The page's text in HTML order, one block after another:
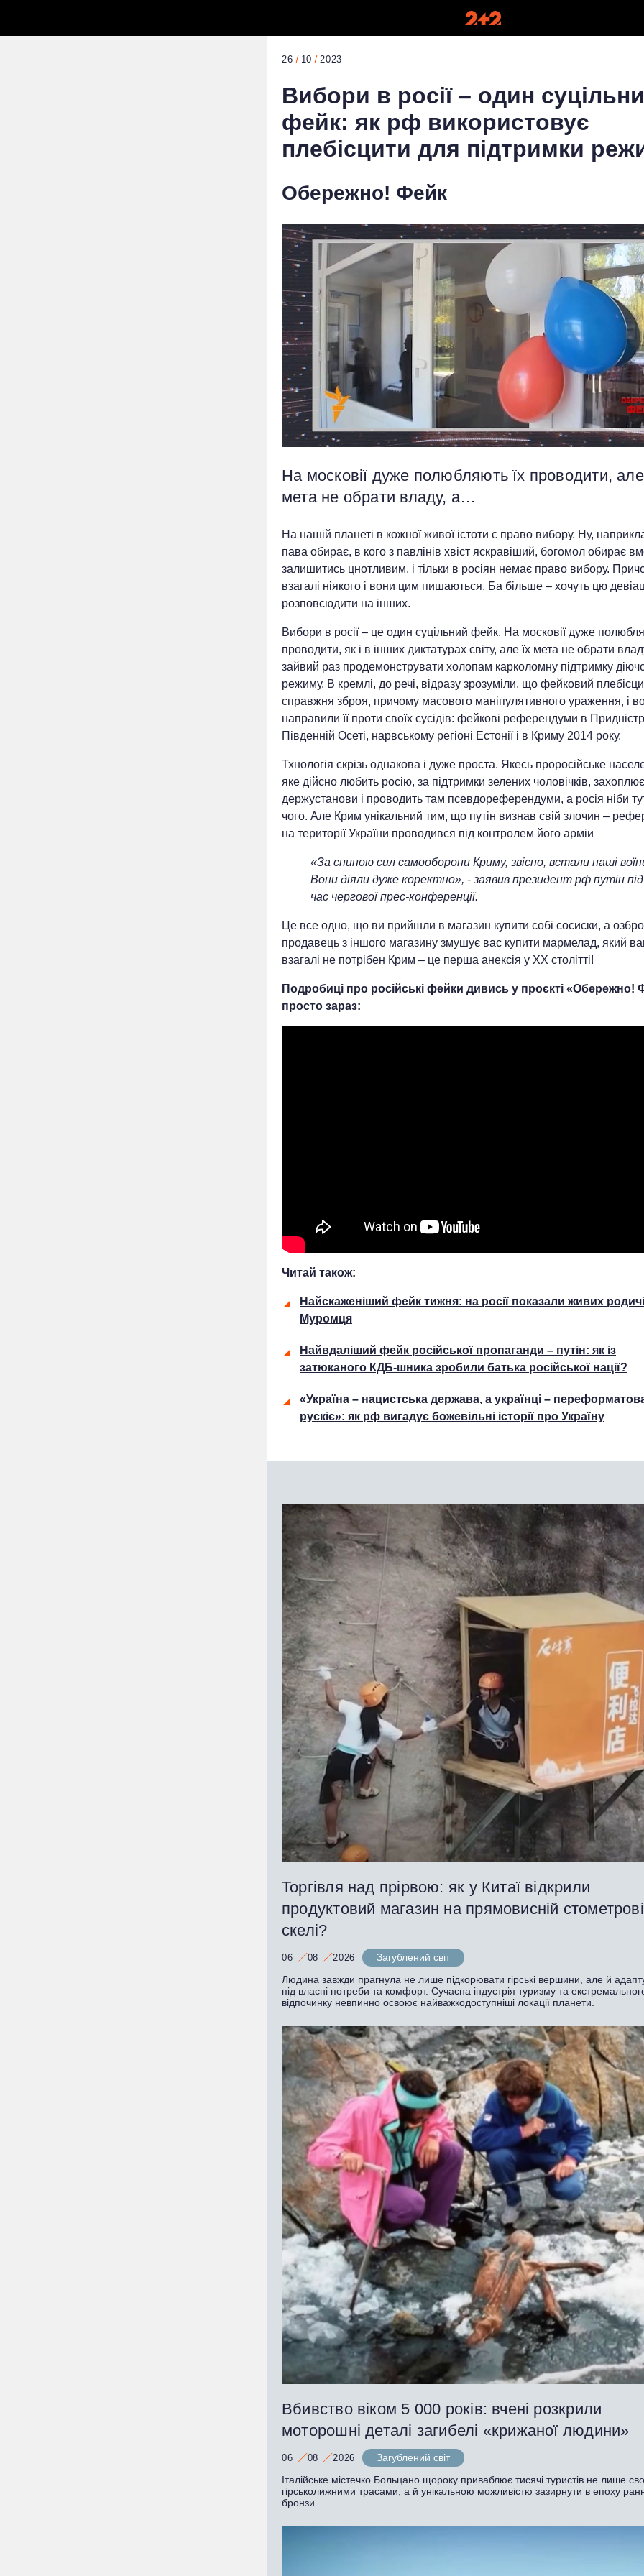
26 10 2023
Вибори в росії – один
фейк: як рф використовує
плебісцити для підтримки
Обережно! Фейк
На московії дуже полюбляють їх проводити, але
мета не обрати владу, а…
На нашій планеті в кожної живої істоти є право вибору. Ну,
пава обирає, в кого з павлінів хвіст яскравіший, богомол обирає
залишитись цнотливим, і тільки в росіян немає право вибору.
взагалі ніякого і вони цим пишаються. Ба більше – хочуть цю
розповсюдити на інших.
Вибори в росії – це один суцільний фейк. На московії дуже
проводити, як і в інших диктатурах світу, але їх мета не обрати
зайвий раз продемонструвати холопам карколомну підтримку
режиму. В кремлі, до речі, відразу зрозуміли, що фейковий
справжня зброя, причому масового маніпулятивного ураження, і
направили її проти своїх сусідів: фейкові референдуми в
Південній Осеті, нарвському регіоні Естонії і в Криму 2014 року.
Тхнологія скрізь однакова і дуже проста. Якесь проросійське
яке дійсно любить росію, за підтримки зелених чоловічків, захоплює
держустанови і проводить там псевдореферендуми, а росія ніби
чого. Але Крим унікальний тим, що путін визнав свій злочин –
на території України проводився під контролем його арміи
«За спиною сил самооборони Криму, звісно, встали наші
Вони діяли дуже коректно», - заявив президент рф путін під
час чергової прес-конференції.
Це все одно, що ви прийшли в магазин купити собі сосиски, а
продавець з іншого магазину змушує вас купити мармелад, який
взагалі не потрібен Крим – це перша анексія у XX столітті!
Подробиці про російські фейки дивись у проєкті «Обережно!
просто зараз:
Читай також:
Найскаженіший фейк тижня: на росії показали живих
Муромця
Найвдаліший фейк російської пропаганди – путін: як із
затюканого КДБ-шника зробили батька російської нації?
«Україна – нацистська держава, а українці –
рускіє»: як рф вигадує божевільні історії про Україну
Торгівля над прірвою: як у Китаї відкрили
продуктовий магазин на прямовисній
скелі?
06 08 2026
Загублений світ
Людина завжди прагнула не лише підкорювати гірські вершини, але й
під власні потреби та комфорт. Сучасна індустрія туризму та
відпочинку невпинно освоює найважкодоступніші локації планети.
Вбивство віком 5 000 років: вчені розкрили
моторошні деталі загибелі «крижаної людини»
06 08 2026
Загублений світ
Італійське містечко Больцано щороку приваблює тисячі туристів не лише
гірськолижними трасами, а й унікальною можливістю зазирнути в епоху
бронзи.